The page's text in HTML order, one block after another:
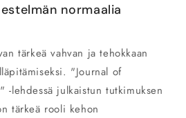
normaalia
tärkeä vahvan ja tehokkaan
"Journal of
-lehdessä julkaistun tutkimuksen
tärkeä rooli kehon